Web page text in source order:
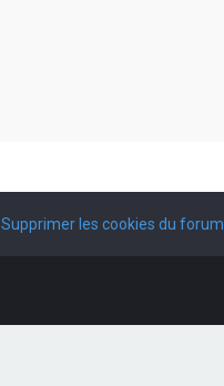
Supprimer les cookies du forum